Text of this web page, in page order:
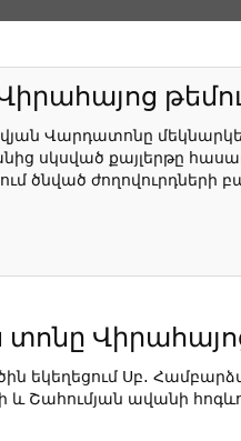
Վարդատոնը
սկսված քայլերթը
ծնված ժողովուրդների
եկեղեցում Սբ․
և Շահումյան ավանի